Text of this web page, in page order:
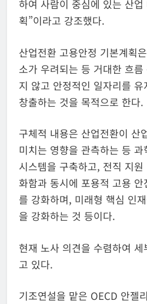
하여 사람이 중심에 있는 산업
획”이라고 강조했다.
산업전환 고용안정 기본계획
소가 우려되는 등 거대한 흐
지 않고 안정적인 일자리를
창출하는 것을 목적으로 한다.
구체적 내용은 산업전환이 산
미치는 영향을 관측하는 등
시스템을 구축하고, 전직 지
화함과 동시에 포용적 고용
를 강화하며, 미래형 핵심 인
을 강화하는 것 등이다.
현재 노사 의견을 수렴하여
고 있다.
기조연설을 맡은 OECD 안젤